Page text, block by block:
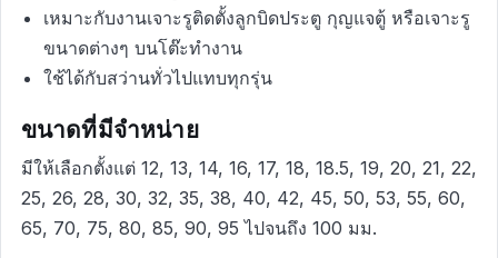
เหมาะกับงานเจาะรูติดตั้งลูกบิดประตู กุญแจตู้ หรือเจาะรู
ขนาดต่างๆ บนโต๊ะทำงาน
ใช้ได้กับสว่านทั่วไปแทบทุกรุ่น
ขนาดที่มีจำหน่าย
มีให้เลือกตั้งแต่ 12, 13, 14, 16, 17, 18, 18.5, 19, 20, 21, 22,
25, 26, 28, 30, 32, 35, 38, 40, 42, 45, 50, 53, 55, 60,
65, 70, 75, 80, 85, 90, 95 ไปจนถึง 100 มม.